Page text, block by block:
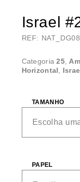
Israel
REF:
Categoria25,
Horizontal
TAMANHO
PAPEL